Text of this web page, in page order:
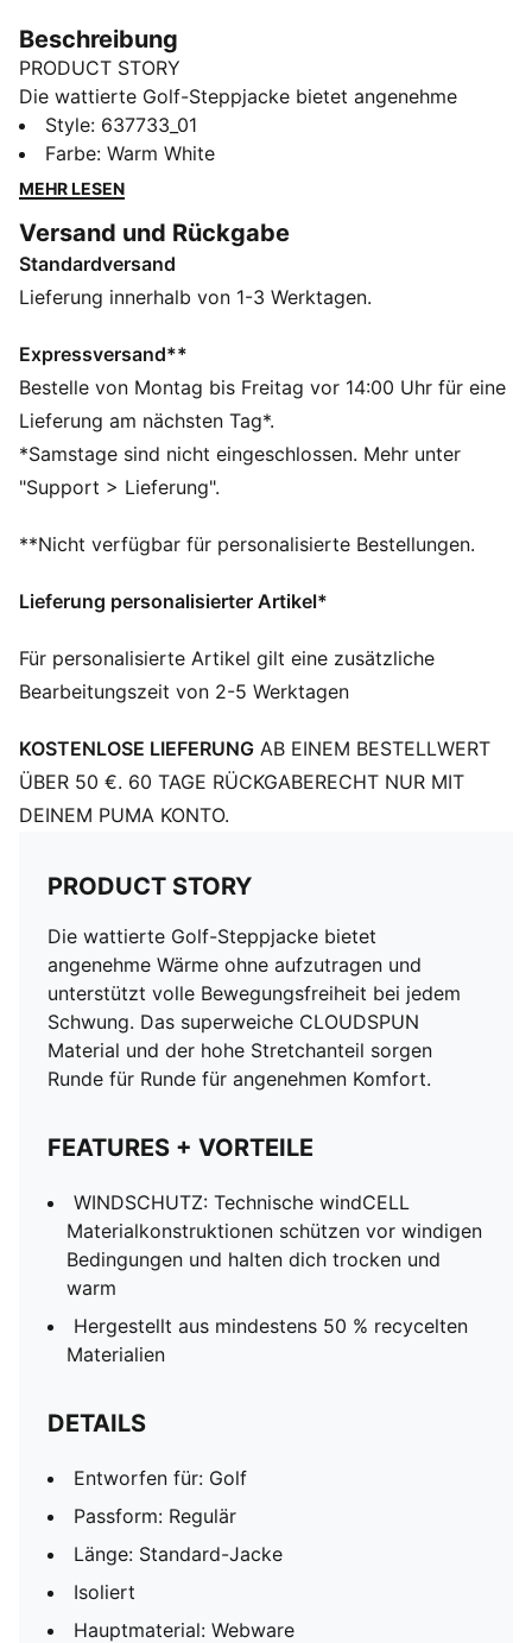
Beschreibung
PRODUCT STORY
Die wattierte Golf-Steppjacke bietet angenehme
Wärme ohne aufzutragen und unterstützt volle
Bewegungsfreiheit bei jedem Schwung. Das
superweiche CLOUDSPUN Material und der hohe
Komfort.
FEATURES + VORTEILE
WINDSCHUTZ: Technische windCELL
Bedingungen und halten dich trocken und warm
Hergestellt aus mindestens 50 % recycelten
Materialien
DETAILS
Entworfen für: Golf
Passform: Regulär
Isoliert
Verschluss: Durchgehender Reißverschluss
Taschen: Eingrifftaschen
CLOUDSPUN Gewebe sind superweich und bieten 4-
Charakteristische PUMA Branding-Details
Style: 637733_01
Farbe: Warm White
MEHR LESEN
Versand und Rückgabe
Standardversand
Lieferung innerhalb von 1-3 Werktagen.
Expressversand**
Bestelle von Montag bis Freitag vor 14:00 Uhr für eine
Lieferung am nächsten Tag*.
*Samstage sind nicht eingeschlossen. Mehr unter
"Support > Lieferung".
**Nicht verfügbar für personalisierte Bestellungen.
Lieferung personalisierter Artikel*
Für personalisierte Artikel gilt eine zusätzliche
Bearbeitungszeit von 2-5 Werktagen
KOSTENLOSE LIEFERUNG AB EINEM BESTELLWERT
ÜBER 50 €. 60 TAGE RÜCKGABERECHT NUR MIT
DEINEM PUMA KONTO.
PRODUCT STORY
Die wattierte Golf-Steppjacke bietet
angenehme Wärme ohne aufzutragen und
unterstützt volle Bewegungsfreiheit bei jedem
Schwung. Das superweiche CLOUDSPUN
Material und der hohe Stretchanteil sorgen
Runde für Runde für angenehmen Komfort.
FEATURES + VORTEILE
WINDSCHUTZ: Technische windCELL
Materialkonstruktionen schützen vor windigen
Bedingungen und halten dich trocken und
warm
Hergestellt aus mindestens 50 % recycelten
Materialien
DETAILS
Entworfen für: Golf
Passform: Regulär
Länge: Standard-Jacke
Isoliert
Hauptmaterial: Webware